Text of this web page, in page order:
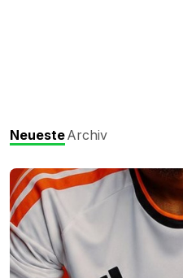
NeuesteArchiv